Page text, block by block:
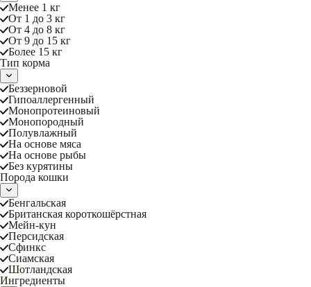
Менее 1 кг
От 1 до 3 кг
От 4 до 8 кг
От 9 до 15 кг
Более 15 кг
Тип корма
Беззерновой
Гипоаллергенный
Монопротеиновый
Монопородный
Полувлажный
На основе мяса
На основе рыбы
Без курятины
Порода кошки
Бенгальская
Британская короткошёрстная
Мейн-кун
Персидская
Сфинкс
Сиамская
Шотландская
Ингредиенты